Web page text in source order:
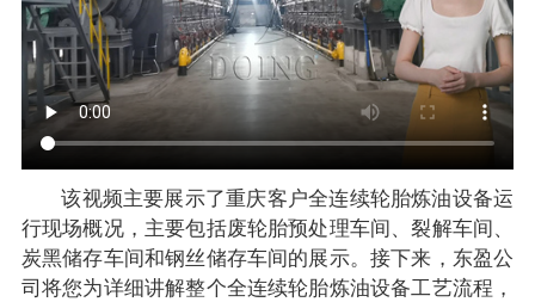
该视频主要展示了重庆客户全连续轮胎炼油设备运
行现场概况，主要包括废轮胎预处理车间、裂解车间、
炭黑储存车间和钢丝储存车间的展示。接下来，东盈公
司将您为详细讲解整个全连续轮胎炼油设备工艺流程，